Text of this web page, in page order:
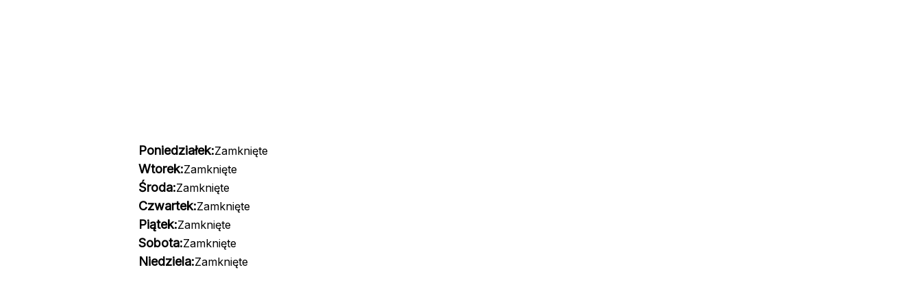
Poniedziałek:Zamknięte
Wtorek:Zamknięte
Środa:Zamknięte
Czwartek:Zamknięte
Piątek:Zamknięte
Sobota:Zamknięte
Niedziela:Zamknięte